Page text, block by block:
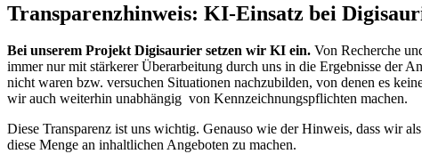
Transparenzhinweis: KI-Einsatz bei
Bei unserem Projekt Digisaurier setzen wir KI ein. Von Recherche
immer nur mit stärkerer Überarbeitung durch uns in die Ergebnisse der
nicht waren bzw. versuchen Situationen nachzubilden, von denen es
wir auch weiterhin unabhängig von Kennzeichnungspflichten machen.
Diese Transparenz ist uns wichtig. Genauso wie der Hinweis, dass wir
diese Menge an inhaltlichen Angeboten zu machen.